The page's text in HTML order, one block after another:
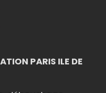
PARIS ILE DE